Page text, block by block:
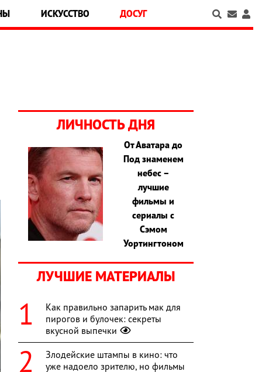
ИСКУССТВО ДОСУГ
ЛИЧНОСТЬ ДНЯ
От Аватара до
Под знаменем
небес –
лучшие
фильмы и
сериалы с
Сэмом
Уортингтоном
ЛУЧШИЕ МАТЕРИАЛЫ
Как правильно запарить мак для
пирогов и булочек: секреты
вкусной выпечки
Злодейские штампы в кино: что
уже надоело зрителю, но фильмы